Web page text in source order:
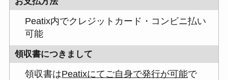
Peatix内でクレジットカード・コンビニ払い
可能
領収書につきまして
領収書はPeatixにてご自身で発行が可能で